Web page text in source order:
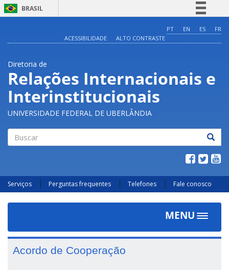
BRASIL
Comunica BR
Acesso à informação
Legislação
Canais
PT EN ES
FR
ACESSIBILIDADE
ALTO CONTRASTE
Diretoria de
Relações Internacionais e
Interinstitucionais
UNIVERSIDADE FEDERAL DE UBERLÂNDIA
Serviços Perguntas frequentes Telefones Fale conosco
MENU
Toggle
Acordo de Cooperação